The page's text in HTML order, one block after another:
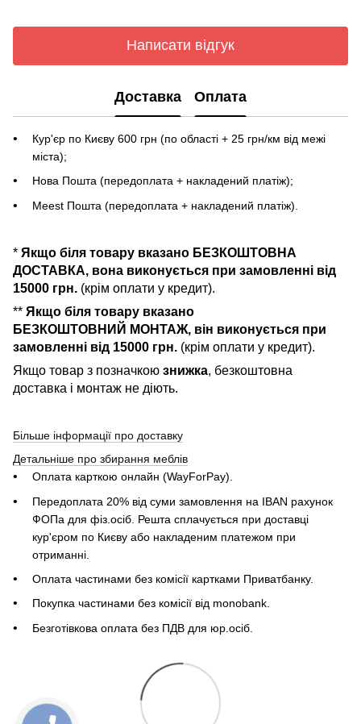
Написати відгук
Доставка Оплата
Кур'єр по Києву 600 грн (по області + 25 грн/км від межі
міста);
Нова Пошта (передоплата + накладений платіж);
Meest Пошта (передоплата + накладений платіж).
* Якщо біля товару вказано БЕЗКОШТОВНА
ДОСТАВКА, вона виконується при замовленні від
15000 грн. (крім оплати у кредит).
** Якщо біля товару вказано
БЕЗКОШТОВНИЙ МОНТАЖ, він виконується при
замовленні від 15000 грн. (крім оплати у кредит).
Якщо товар з позначкою знижка, безкоштовна
доставка і монтаж не діють.
Більше інформації про доставку
Детальніше про збирання меблів
Оплата карткою онлайн (WayForPay).
Передоплата 20% від суми замовлення на IBAN рахунок
ФОПа для фіз.осіб. Решта сплачується при доставці
кур'єром по Києву або накладеним платежом при
отриманні.
Оплата частинами без комісії картками Приватбанку.
Покупка частинами без комісії від monobank.
Безготівкова оплата без ПДВ для юр.осіб.